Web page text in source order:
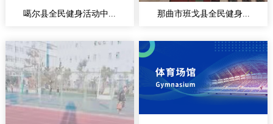
噶尔县全民健身活动中... 那曲市班戈县全民健身...